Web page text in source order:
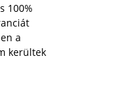
100%
a
kerültek